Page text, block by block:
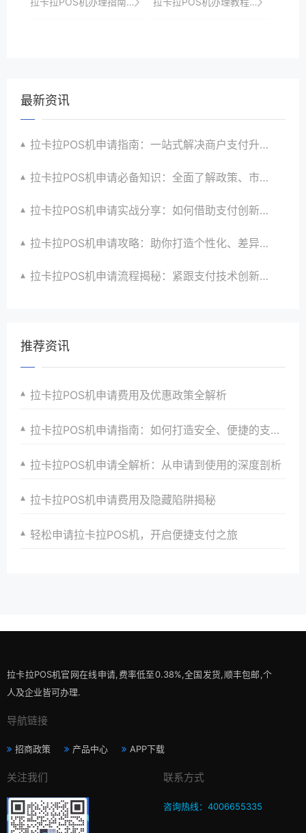
最新资讯
拉卡拉POS机申请指南：一站式解决商户支付升级、智能化与创新需求
拉卡拉POS机申请必备知识：全面了解政策、市场、技术与创新趋势
拉卡拉POS机申请实战分享：如何借助支付创新技术提升商户运营效益与效率
拉卡拉POS机申请攻略：助你打造个性化、差异化支付体验以提升竞争力
拉卡拉POS机申请流程揭秘：紧跟支付技术创新步伐，抢占市场先机
推荐资讯
拉卡拉POS机申请费用及优惠政策全解析
拉卡拉POS机申请指南：如何打造安全、便捷的支付环境
拉卡拉POS机申请全解析：从申请到使用的深度剖析
拉卡拉POS机申请费用及隐藏陷阱揭秘
轻松申请拉卡拉POS机，开启便捷支付之旅
拉卡拉POS机官网在线申请,费率低至0.38%,全国发货,顺丰包邮,个
人及企业皆可办理.
导航链接
招商政策 产品中心 APP下载
关注我们 联系方式
咨询热线：4006655335